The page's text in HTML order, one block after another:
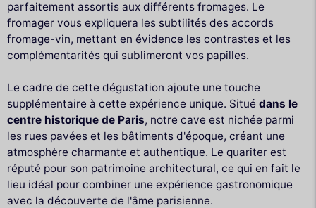
parfaitement assortis aux différents fromages. Le
fromager vous expliquera les subtilités des accords
fromage-vin, mettant en évidence les contrastes et les
complémentarités qui sublimeront vos papilles.
Le cadre de cette dégustation ajoute une touche
supplémentaire à cette expérience unique. Situé dans le
centre historique de Paris, notre cave est nichée parmi
les rues pavées et les bâtiments d'époque, créant une
atmosphère charmante et authentique. Le quariter est
réputé pour son patrimoine architectural, ce qui en fait le
lieu idéal pour combiner une expérience gastronomique
avec la découverte de l'âme parisienne.